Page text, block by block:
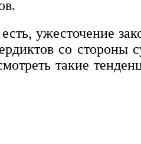
ужесточение
со стороны
такие